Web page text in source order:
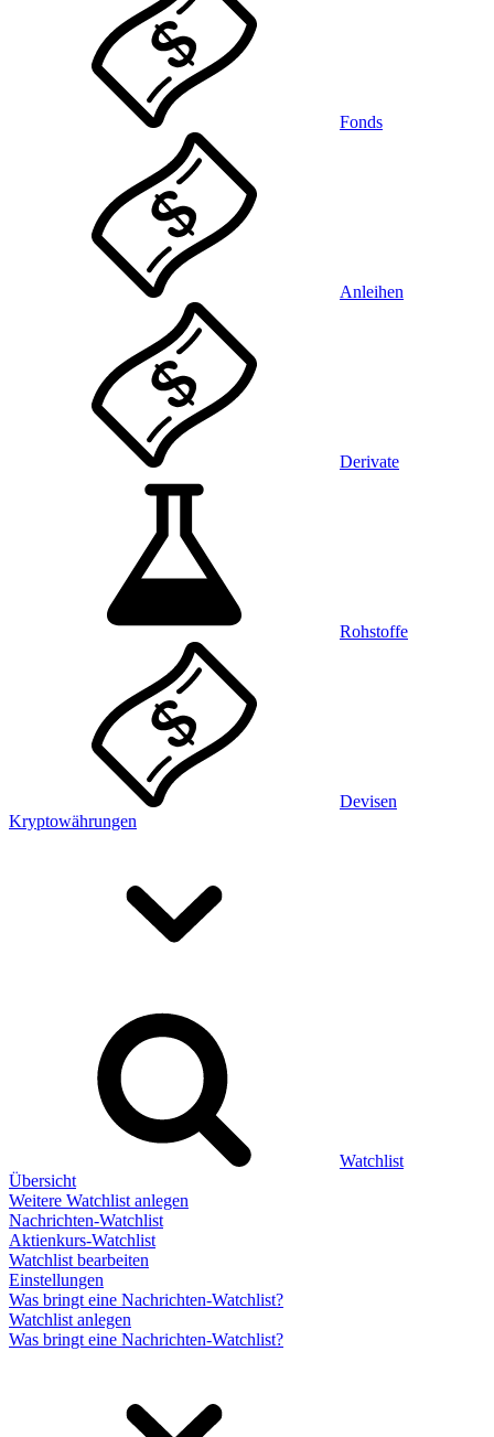
Fonds
Anleihen
Derivate
Rohstoffe
Devisen
Kryptowährungen
Watchlist
Übersicht
Weitere Watchlist anlegen
Nachrichten-Watchlist
Aktienkurs-Watchlist
Watchlist bearbeiten
Einstellungen
Was bringt eine Nachrichten-Watchlist?
Watchlist anlegen
Was bringt eine Nachrichten-Watchlist?